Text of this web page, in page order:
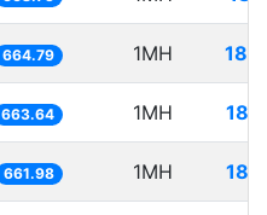
664.79 1MH
663.64 1MH
661.98 1MH